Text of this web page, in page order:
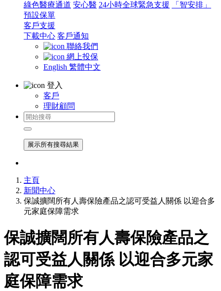
綠色醫療通道 安心醫 24小時全球緊急支援
「智安排」
預設保單
客戶支援
下載中心 客戶通知
聯絡我們
網上投保
English 繁體中文
登入
客戶
理財顧問
展示所有搜尋結果
主頁
新聞中心
保誠擴闊所有人壽保險產品之認可受益人關係 以迎合多
元家庭保障需求
保誠擴闊所有人壽保險產品之
認可受益人關係 以迎合多元家
庭保障需求